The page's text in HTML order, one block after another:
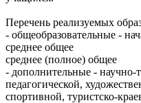
Перечень реализуемых
- общеобразовательные -
среднее общее
среднее (полное) общее
- дополнительные - научно-
педагогической,
спортивной, туристско-